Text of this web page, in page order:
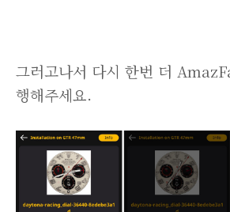
그러고나서 다시 한번 더
행해주세요.